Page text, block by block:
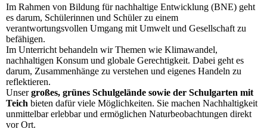
Im Rahmen von Bildung für nachhaltige Entwicklung (BNE) geht
es darum, Schülerinnen und Schüler zu einem
verantwortungsvollen Umgang mit Umwelt und Gesellschaft zu
befähigen.
Im Unterricht behandeln wir Themen wie Klimawandel,
nachhaltigen Konsum und globale Gerechtigkeit. Dabei geht es
darum, Zusammenhänge zu verstehen und eigenes Handeln zu
reflektieren.
Unsergroßes, grünes Schulgelände sowie der Schulgarten mit
Teich bieten dafür viele Möglichkeiten. Sie machen Nachhaltigkeit
unmittelbar erlebbar und ermöglichen Naturbeobachtungen direkt
vor Ort.